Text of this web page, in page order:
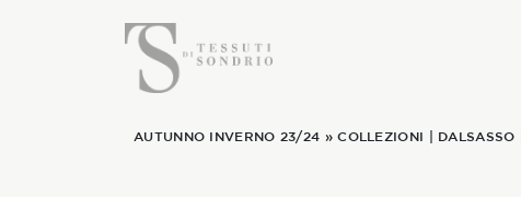
AUTUNNO INVERNO 23/24 »COLLEZIONI DALSASSO